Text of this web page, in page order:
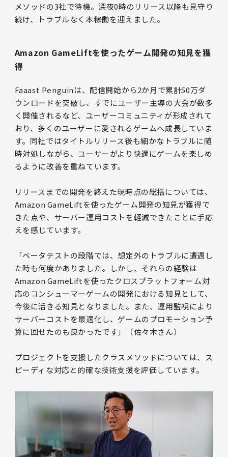
メソッドの3社で待機。深夜0時のリリース以降も見守り
続け、トラブルなく本稼働を迎えました。
Amazon GameLiftを使ったゲーム開発の知見を獲
得
Faaast Penguinは、配信開始から2か月で累計50万ダ
ウンロードを突破し、すでにユーザー主導の大会が数多
く開催されるなど、ユーザーコミュニティが形成されて
おり、多くのユーザーに愛されるゲームへ成長していま
す。同社ではタイトルリリース後も細かなトラブルに随
時対処しながら、ユーザーがより快適にゲームを楽しめ
るように改善を重ねています。
リリースまでの開発を終えた現時点の総括については、
Amazon GameLiftを使ったゲーム開発の知見が獲得で
きた点や、サーバー運用コストを軽減できたことに手応
えを感じています。
「ベータテストの段階では、想定外のトラブルに遭遇し
た時も何度かありました。しかし、それらの経験は
Amazon GameLiftを使ったクロスプラットフォーム対
応のコンシューマーゲームの開発における知見として、
今後に活きる知見となりました。また、運用監視により
サーバーコストを最適化し、ゲームのプロモーション予
算に回せたのも良かったです」（佐々木さん）
プロジェクトを支援したクラスメソッドについては、ス
ピーディな対応と的確な技術支援を評価しています。